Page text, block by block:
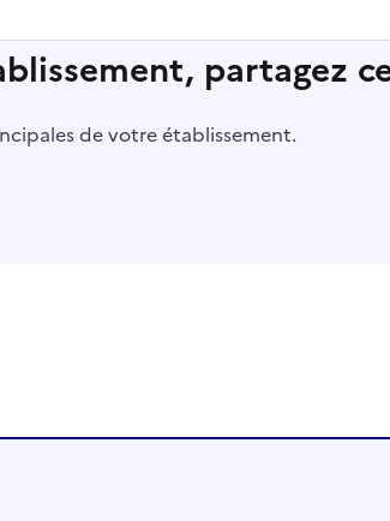
partagez
de votre établissement.